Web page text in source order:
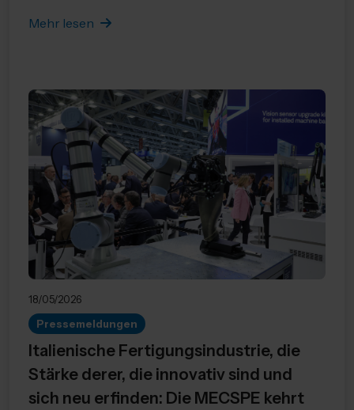
Mehr lesen
18/05/2026
Pressemeldungen
Italienische Fertigungsindustrie, die
Stärke derer, die innovativ sind und
sich neu erfinden: Die MECSPE kehrt